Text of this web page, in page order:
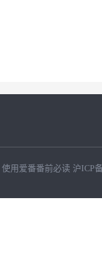
使用爱番番前必读 沪ICP